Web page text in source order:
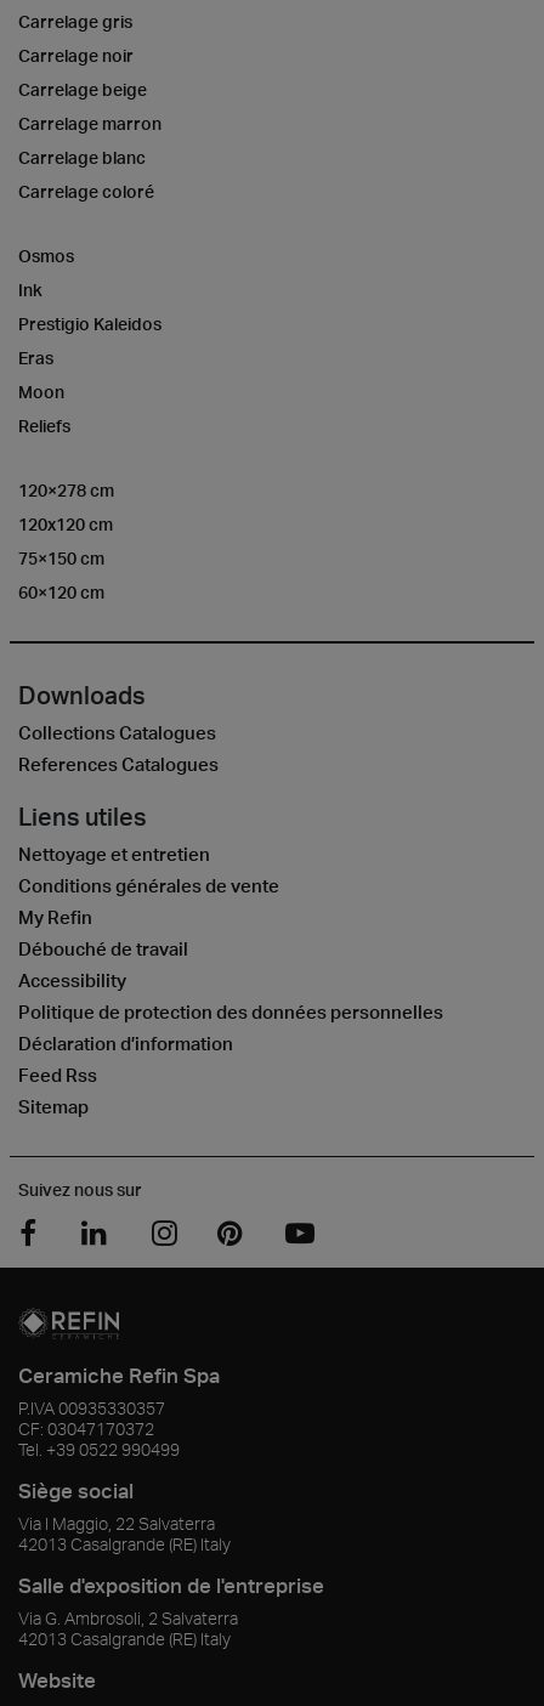
Carrelage gris
Carrelage noir
Carrelage beige
Carrelage marron
Carrelage blanc
Carrelage coloré
Osmos
Ink
Prestigio Kaleidos
Eras
Moon
Reliefs
120×278 cm
120x120 cm
75×150 cm
60×120 cm
Downloads
Collections Catalogues
References Catalogues
Liens utiles
Nettoyage et entretien
Conditions générales de vente
My Refin
Débouché de travail
Accessibility
Politique de protection des données personnelles
Déclaration d’information
Feed Rss
Sitemap
Suivez nous sur
Ceramiche Refin Spa
P.IVA00935330357
CF: 03047170372
Tel. +39 0522 990499
Siège social
Via I Maggio, 22 Salvaterra
42013 Casalgrande (RE) Italy
Salle d'exposition de l'entreprise
Via G. Ambrosoli, 2 Salvaterra
42013 Casalgrande (RE) Italy
Website